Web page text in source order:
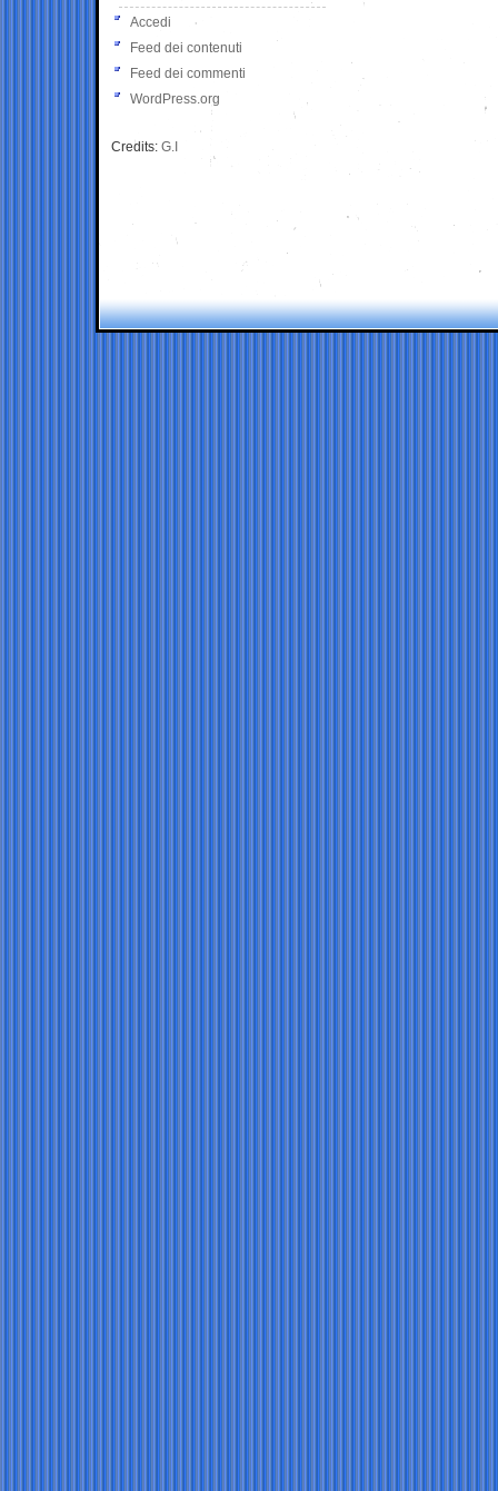
Accedi
Feed dei contenuti
Feed dei commenti
WordPress.org
Credits: G.I